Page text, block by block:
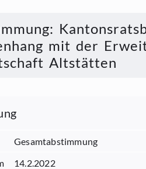
:
mit der
Altstätten
Gesamtabstimmung
14.2.2022